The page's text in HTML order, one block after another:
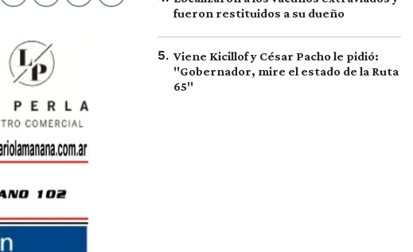
fueron restituidos a su dueño
5. Viene Kicillof y César Pacho le pidió:
"Gobernador, mire el estado de la Ruta
65"